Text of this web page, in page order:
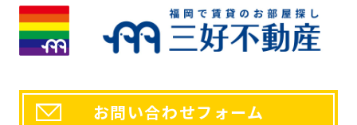
お問い合わせフォーム